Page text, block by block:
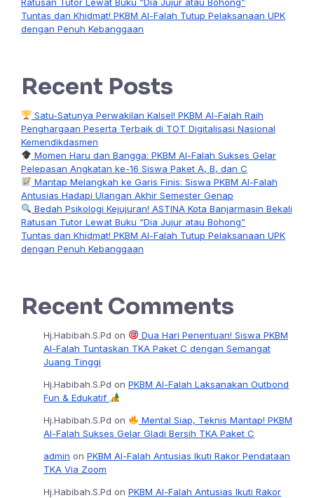
Tuntas dan Khidmat! PKBM Al-Falah Tutup Pelaksanaan UPK
dengan Penuh Kebanggaan
Recent Posts
Satu-Satunya Perwakilan Kalsel! PKBM Al-Falah Raih
Penghargaan Peserta Terbaik di TOT Digitalisasi Nasional
Kemendikdasmen
Momen Haru dan Bangga: PKBM Al-Falah Sukses Gelar
Pelepasan Angkatan ke-16 Siswa Paket A, B, dan C
Mantap Melangkah ke Garis Finis: Siswa PKBM Al-Falah
Antusias Hadapi Ulangan Akhir Semester Genap
Bedah Psikologi Kejujuran! ASTINA Kota Banjarmasin Bekali
Ratusan Tutor Lewat Buku “Dia Jujur atau Bohong”
Tuntas dan Khidmat! PKBM Al-Falah Tutup Pelaksanaan UPK
dengan Penuh Kebanggaan
Recent Comments
Hj.Habibah.S.Pd on
Dua Hari Penentuan! Siswa PKBM
Al-Falah Tuntaskan TKA Paket C dengan Semangat
Juang Tinggi
Hj.Habibah.S.Pd on PKBM Al-Falah Laksanakan Outbond
Fun & Edukatif
Hj.Habibah.S.Pd on
Mental Siap, Teknis Mantap! PKBM
Al-Falah Sukses Gelar Gladi Bersih TKA Paket C
admin on PKBM Al-Falah Antusias Ikuti Rakor Pendataan
TKA Via Zoom
Hj.Habibah.S.Pd on PKBM Al-Falah Antusias Ikuti Rakor